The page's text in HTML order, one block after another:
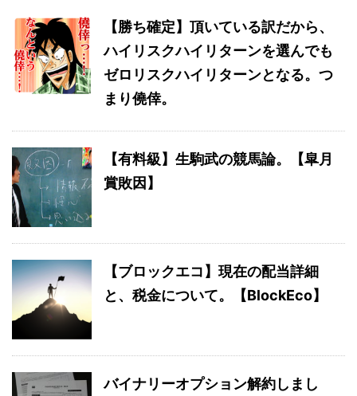
【勝ち確定】頂いている訳だから、
ハイリスクハイリターンを選んでも
ゼロリスクハイリターンとなる。つ
まり僥倖。
【有料級】生駒武の競馬論。【皐月
賞敗因】
【ブロックエコ】現在の配当詳細
と、税金について。【BlockEco】
バイナリーオプション解約しまし